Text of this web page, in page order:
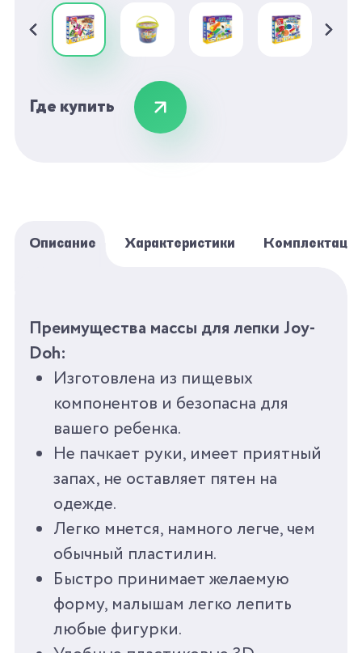
чтобы раскатать разноцветное тесто,
формочки для печенья самых
разнообразных форм, и ножи для
моделирования. Малыш научится
различать цвета и формы. Всего
несколько минут и можно
приготовить много красивого
Где купить
Описание Характеристики
Преимущества массы для лепки Joy-
Doh:
Изготовлена из пищевых
компонентов и безопасна для
вашего ребенка.
Не пачкает руки, имеет приятный
запах, не оставляет пятен на
одежде.
Легко мнется, намного легче, чем
обычный пластилин.
Быстро принимает желаемую
форму, малышам легко лепить
любые фигурки.
СЕРИЯ
ПОЛ
ВОЗРАСТ
КОЛИЧЕСТВО ЦВЕТОВ
КОЛИЧЕСТВО
АКСЕССУАРОВ
ВЕС
ВРЕМЯ ИГРЫ ОТ